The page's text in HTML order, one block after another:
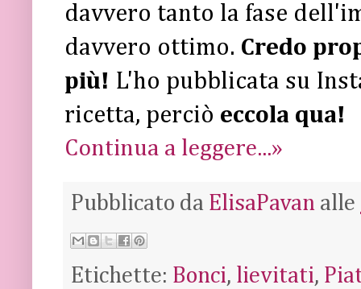
davvero tanto la fase
davvero ottimo. Credo
più! L'ho pubblicata su
ricetta, perciò eccola qua!
Continua a leggere...»
Pubblicato da ElisaPavan alle
Etichette: Bonci, lievitati,